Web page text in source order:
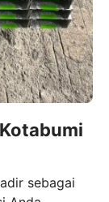
sebagai